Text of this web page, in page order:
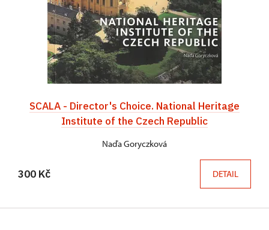
SCALA - Director's Choice. National Heritage
Institute of the Czech Republic
Naďa Goryczková
300 Kč DETAIL